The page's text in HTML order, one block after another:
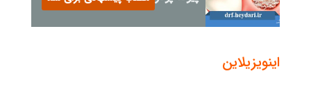
اینویزیلاین